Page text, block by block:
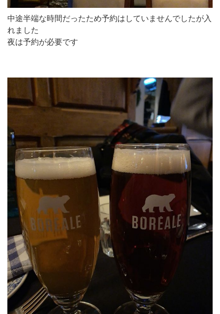
中途半端な時間だったため予約はしていませんでしたが入
れました
夜は予約が必要です